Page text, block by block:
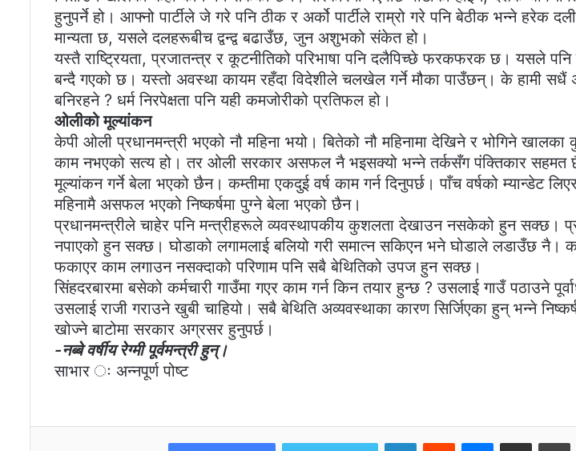
हुनुपर्ने हो। आफ्नो पार्टीले जे गरे पनि ठीक र अर्को पार्टीले राम्रो गरे पनि बेठीक भन्ने हरेक
मान्यता छ, यसले दलहरूबीच द्वन्द्व बढाउँछ, जुन अशुभको संकेत हो।
यस्तै राष्ट्रियता, प्रजातन्त्र र कूटनीतिको परिभाषा पनि दलैपिच्छे फरकफरक छ। यसले पनि
बन्दै गएको छ। यस्तो अवस्था कायम रहँदा विदेशीले चलखेल गर्ने मौका पाउँछन्। के हामी सधैं
बनिरहने ? धर्म निरपेक्षता पनि यही कमजोरीको प्रतिफल हो।
ओलीको मूल्यांकन
केपी ओली प्रधानमन्त्री भएको नौ महिना भयो। बितेको नौ महिनामा देखिने र भोगिने
काम नभएको सत्य हो। तर ओली सरकार असफल नै भइसक्यो भन्ने तर्कसँग पंक्तिकार सहमत
मूल्यांकन गर्ने बेला भएको छैन। कम्तीमा एकदुई वर्ष काम गर्न दिनुपर्छ। पाँच वर्षको म्यान्डेट
महिनामै असफल भएको निष्कर्षमा पुग्ने बेला भएको छैन।
प्रधानमन्त्रीले चाहेर पनि मन्त्रीहरूले व्यवस्थापकीय कुशलता देखाउन नसकेको हुन सक्छ।
नपाएको हुन सक्छ। घोडाको लगामलाई बलियो गरी समात्न सकिएन भने घोडाले लडाउँछ नै।
फकाएर काम लगाउन नसक्दाको परिणाम पनि सबै बेथितिको उपज हुन सक्छ।
सिंहदरबारमा बसेको कर्मचारी गाउँमा गएर काम गर्न किन तयार हुन्छ ? उसलाई गाउँ पठाउने
उसलाई राजी गराउने खुबी चाहियो। सबै बेथिति अव्यवस्थाका कारण सिर्जिएका हुन् भन्ने
खोज्ने बाटोमा सरकार अग्रसर हुनुपर्छ।
-नब्बे वर्षीय रेग्मी पूर्वमन्त्री हुन्।
साभार ः अन्नपूर्ण पोष्ट
LinkedInReddit Messenger
Share via Email